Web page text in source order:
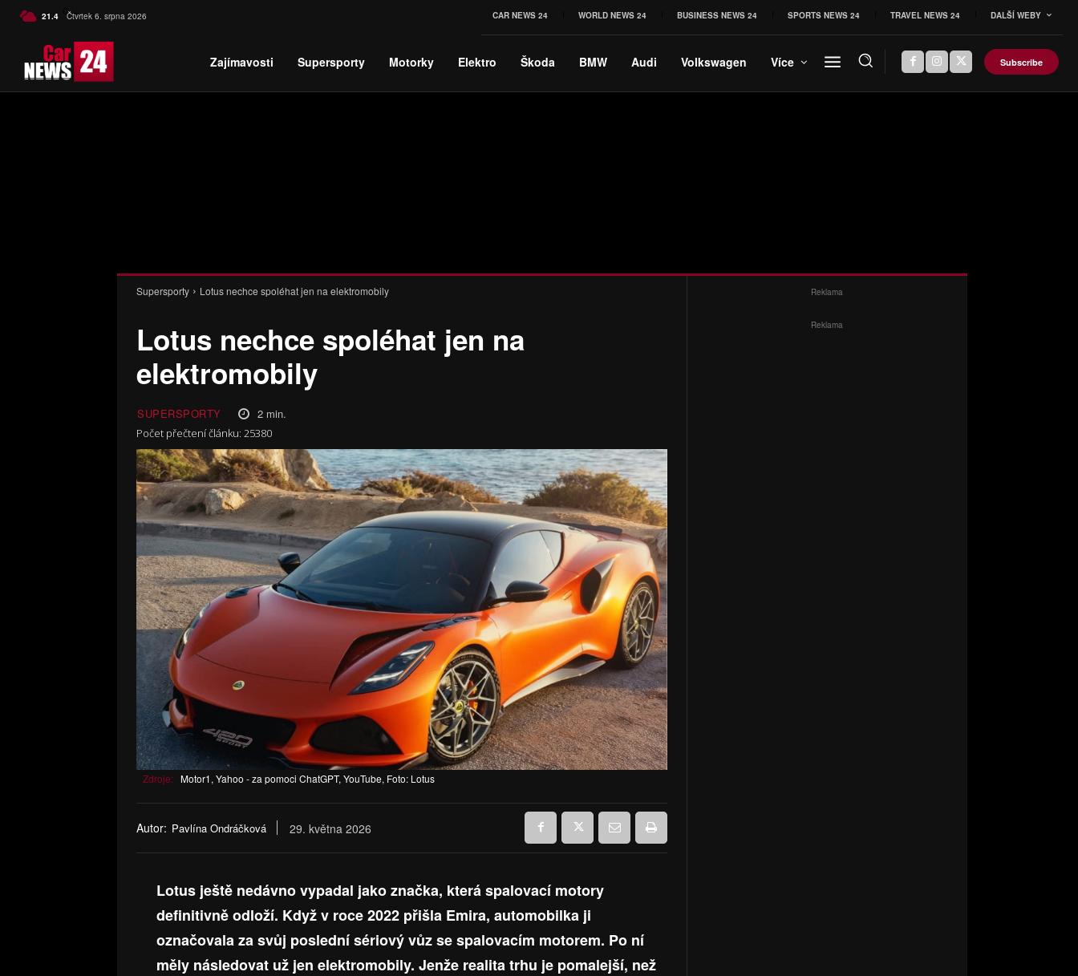
21.4 C Czech
Čtvrtek 6. srpna 2026 CAR NEWS 24 WORLD NEWS 24 BUSINESS NEWS 24 SPORTS NEWS 24 TRAVEL NEWS 24 DALŠÍ WEBY
Zajímavosti Supersporty Motorky Elektro Škoda BMW Audi Volkswagen Více Subscribe
Supersporty Lotus nechce spoléhat jen na elektromobily
Lotus nechce spoléhat jen na
elektromobily
SUPERSPORTY 2min.
Počet přečtení článku: 25380
Zdroje: Motor1, Yahoo - za pomoci ChatGPT, YouTube, Foto: Lotus
Autor: Pavlína Ondráčková 29. května 2026
Lotus ještě nedávno vypadal jako značka, která spalovací motory
definitivně odloží. Když v roce 2022 přišla Emira, automobilka ji
označovala za svůj poslední sériový vůz se spalovacím motorem. Po ní
měly následovat už jen elektromobily. Jenže realita trhu je pomalejší, než
Reklama
Reklama